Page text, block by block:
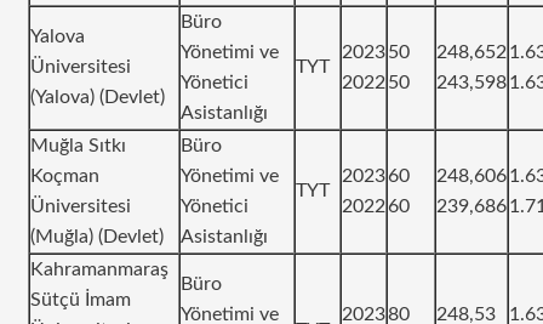
Yalova
Üniversitesi
(Yalova) (Devlet)
Büro
Yönetimi ve
Yönetici
Asistanlığı
TYT
2023
2022
50
50
248,652
243,598
Muğla Sıtkı
Koçman
Üniversitesi
(Muğla) (Devlet)
Büro
Yönetimi ve
Yönetici
Asistanlığı
TYT
2023
2022
60
60
248,606
239,686
Kahramanmaraş
Sütçü İmam
Büro
Yönetimi ve
202380 248,53